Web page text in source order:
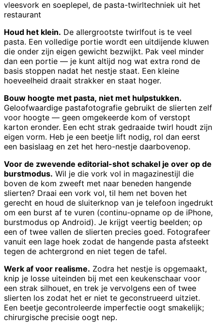
vleesvork en soeplepel, de pasta-twirltechniek uit het
restaurant
Houd het klein. De allergrootste twirlfout is te veel
pasta. Een volledige portie wordt een uitdijende kluwen
die onder zijn eigen gewicht bezwijkt. Pak veel minder
dan een portie — je kunt altijd nog wat extra rond de
basis stoppen nadat het nestje staat. Een kleine
hoeveelheid draait strakker en staat hoger.
Bouw hoogte met pasta, niet met hulpstukken.
Geloofwaardige pastafotografie gebruikt de slierten zelf
voor hoogte — geen omgekeerde kom of verstopt
karton eronder. Een echt strak gedraaide twirl houdt zijn
eigen vorm. Heb je een beetje lift nodig, rol dan eerst
een basislaag en zet het hero-nestje daarbovenop.
Voor de zwevende editorial-shot schakel je over op de
burstmodus. Wil je die vork vol in magazinestijl die
boven de kom zweeft met naar beneden hangende
slierten? Draai een vork vol, til hem net boven het
gerecht en houd de sluiterknop van je telefoon ingedrukt
om een burst af te vuren (continu-opname op de iPhone,
burstmodus op Android). Je krijgt veertig beelden; op
een of twee vallen de slierten precies goed. Fotografeer
vanuit een lage hoek zodat de hangende pasta afsteekt
tegen de achtergrond en niet tegen de tafel.
Werk af voor realisme. Zodra het nestje is opgemaakt,
knip je losse uiteinden bij met een keukenschaar voor
een strak silhouet, en trek je vervolgens een of twee
slierten los zodat het er niet te geconstrueerd uitziet.
Een beetje gecontroleerde imperfectie oogt smakelijk;
chirurgische precisie oogt nep.